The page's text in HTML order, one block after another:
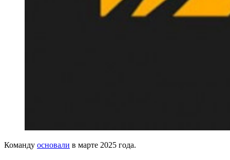
Команду основали в марте 2025 года.